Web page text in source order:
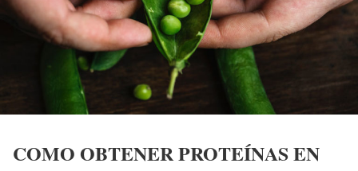
COMO OBTENER PROTEÍNAS EN